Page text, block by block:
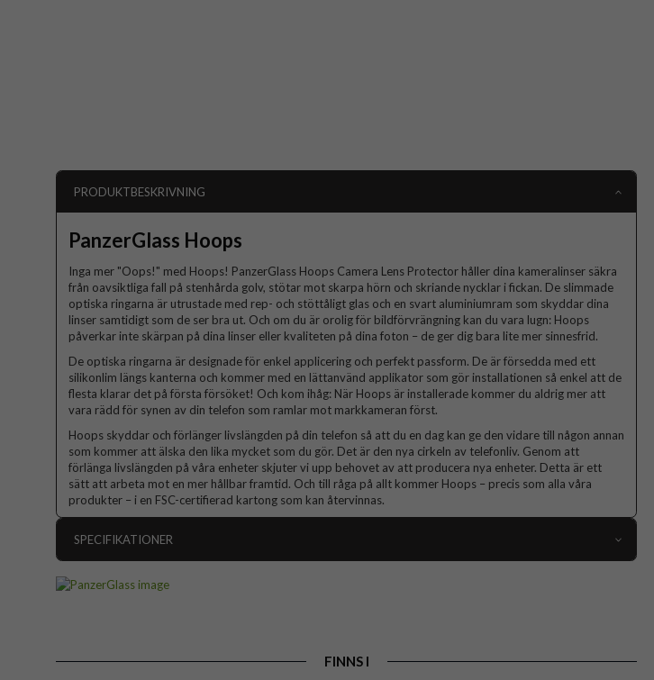
PRODUKTBESKRIVNING
PanzerGlass Hoops
Inga mer "Oops!" med Hoops! PanzerGlass Hoops Camera Lens Protector håller dina kameralinser säkra
från oavsiktliga fall på stenhårda golv, stötar mot skarpa hörn och skriande nycklar i fickan. De slimmade
optiska ringarna är utrustade med rep- och stöttåligt glas och en svart aluminiumram som skyddar dina
linser samtidigt som de ser bra ut. Och om du är orolig för bildförvrängning kan du vara lugn: Hoops
påverkar inte skärpan på dina linser eller kvaliteten på dina foton – de ger dig bara lite mer sinnesfrid.
De optiska ringarna är designade för enkel applicering och perfekt passform. De är försedda med ett
silikonlim längs kanterna och kommer med en lättanvänd applikator som gör installationen så enkel att de
flesta klarar det på första försöket! Och kom ihåg: När Hoops är installerade kommer du aldrig mer att
vara rädd för synen av din telefon som ramlar mot markkameran först.
Hoops skyddar och förlänger livslängden på din telefon så att du en dag kan ge den vidare till någon annan
som kommer att älska den lika mycket som du gör. Det är den nya cirkeln av telefonliv. Genom att
förlänga livslängden på våra enheter skjuter vi upp behovet av att producera nya enheter. Detta är ett
sätt att arbeta mot en mer hållbar framtid. Och till råga på allt kommer Hoops – precis som alla våra
produkter – i en FSC-certifierad kartong som kan återvinnas.
SPECIFIKATIONER
Egenskaper
Full size
FINNS I